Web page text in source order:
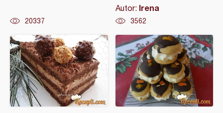
20337
Autor: Irena
3562